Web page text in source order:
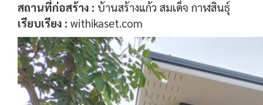
สถานที่ก่อสร้าง : บ้านสร้างแก้ว สมเด็จ กาฬสินธุ์
เรียบเรียง : withikaset.com